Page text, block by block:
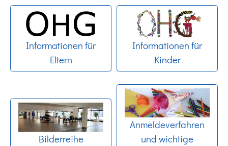
Informationen für
Eltern
Informationen für
Kinder
Bilderreihe
Anmeldeverfahren
und wichtige